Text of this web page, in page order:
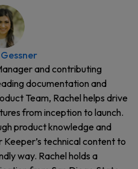
and contributing
documentation and
Team, Rachel helps drive
from inception to launch.
product knowledge and
technical content to
way. Rachel holds a